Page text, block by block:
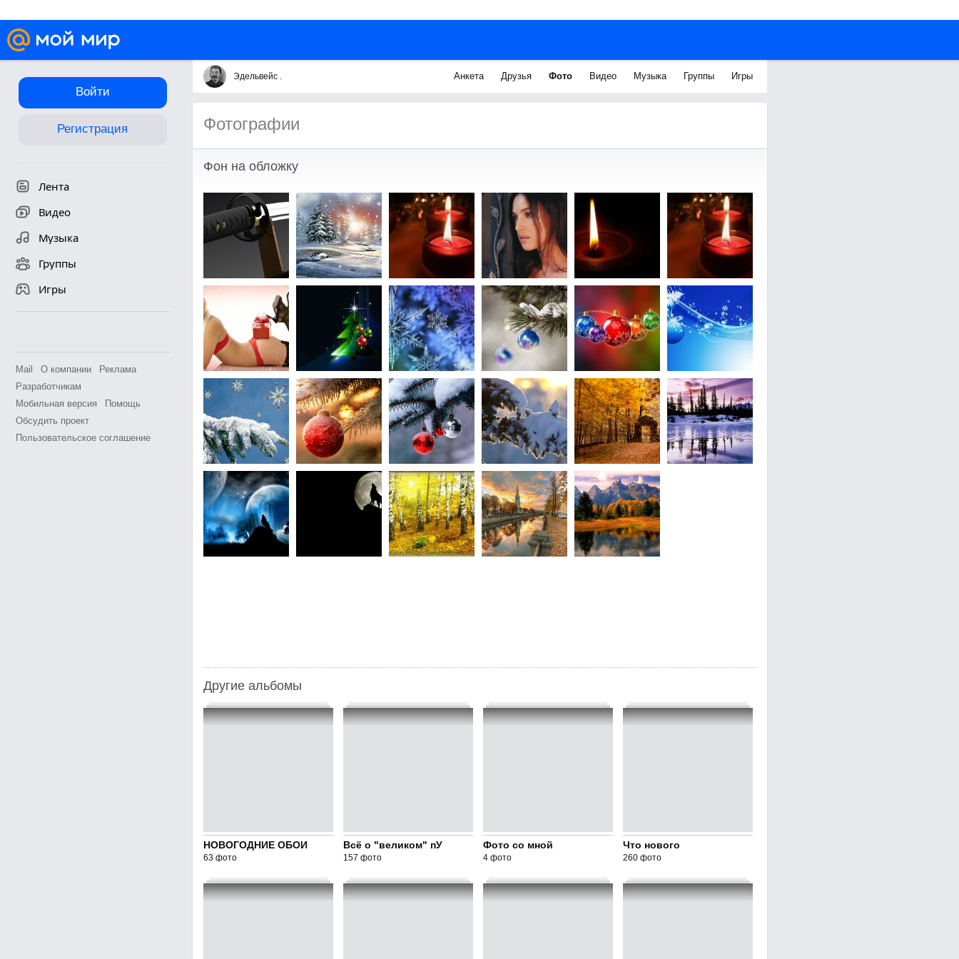
Войти
Регистрация
Лента
Видео
Музыка
Группы
Игры
Mail О компании
Реклама
Разработчикам
Мобильная версия
Помощь
Обсудить проект
Пользовательское соглашение
Эдельвейc . Анкета Друзья Фото Видео Музыка Группы Игры
Фотографии
Фон на обложку
Другие альбомы
НОВОГОДНИЕ ОБОИ
63 фото
Всё о "великом" пУ
157 фото
Фото со мной
4 фото
Что нового
260 фото